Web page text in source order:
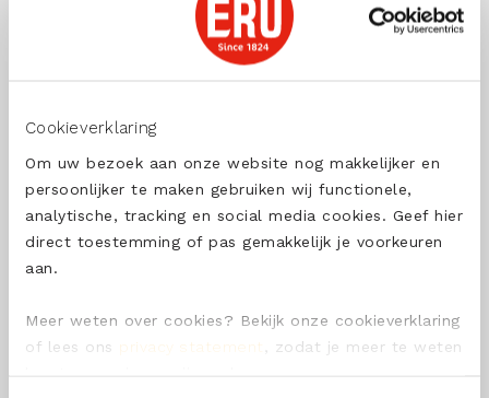
Cookieverklaring
Om uw bezoek aan onze website nog makkelijker en
persoonlijker te maken gebruiken wij functionele,
analytische, tracking en social media cookies. Geef hier
direct toestemming of pas gemakkelijk je voorkeuren
aan.
Meer weten over cookies? Bekijk onze cookieverklaring
of lees ons privacy statement
, zodat je meer te weten
OVER ONS
onze ERU kazen ontvangen?
Schrijf je dan nu in!
SCHRIJF ME IN